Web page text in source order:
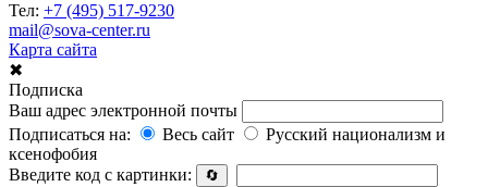
Тел: +7 (495) 517-9230
mail@sova-center.ru
Карта сайта
✖
Подписка
Ваш адрес электронной почты
Подписаться на:
Весь сайт
Русский национализм и
ксенофобия
Введите код с картинки:
🔄